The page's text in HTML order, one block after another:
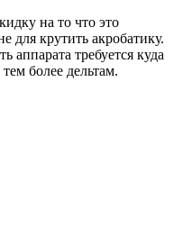
на то что это
для крутить акробатику.
аппарата требуется куда
более дельтам.